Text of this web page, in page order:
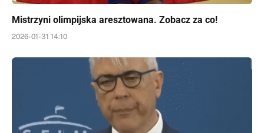
Mistrzyni olimpijska aresztowana. Zobacz za co!
2026-01-31 14:10